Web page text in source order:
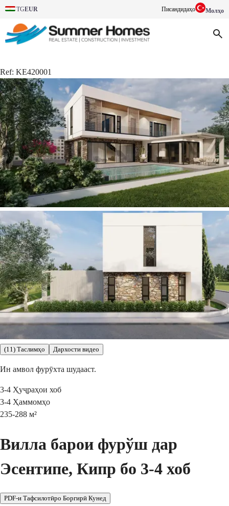
TGEUR Писандидаҳо Молҳо
Ref: KE420001
(11) Таслимҳо Дархости видео
Ин амвол фурӯхта шудааст.
3-4 Ҳуҷраҳои хоб
3-4 Ҳаммомҳо
235-288 м²
Вилла барои фурўш дар
Эсентипе, Кипр бо 3-4 хоб
PDF-и Тафсилотӣро Боргирӣ Кунед